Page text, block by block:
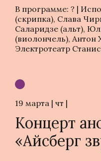
В программе: ? |
(скрипка), Слава
Саларидзе (альт),
(виолончель), Антон
Электротеатр
19 марта | чт |
Концерт
«Айсберг